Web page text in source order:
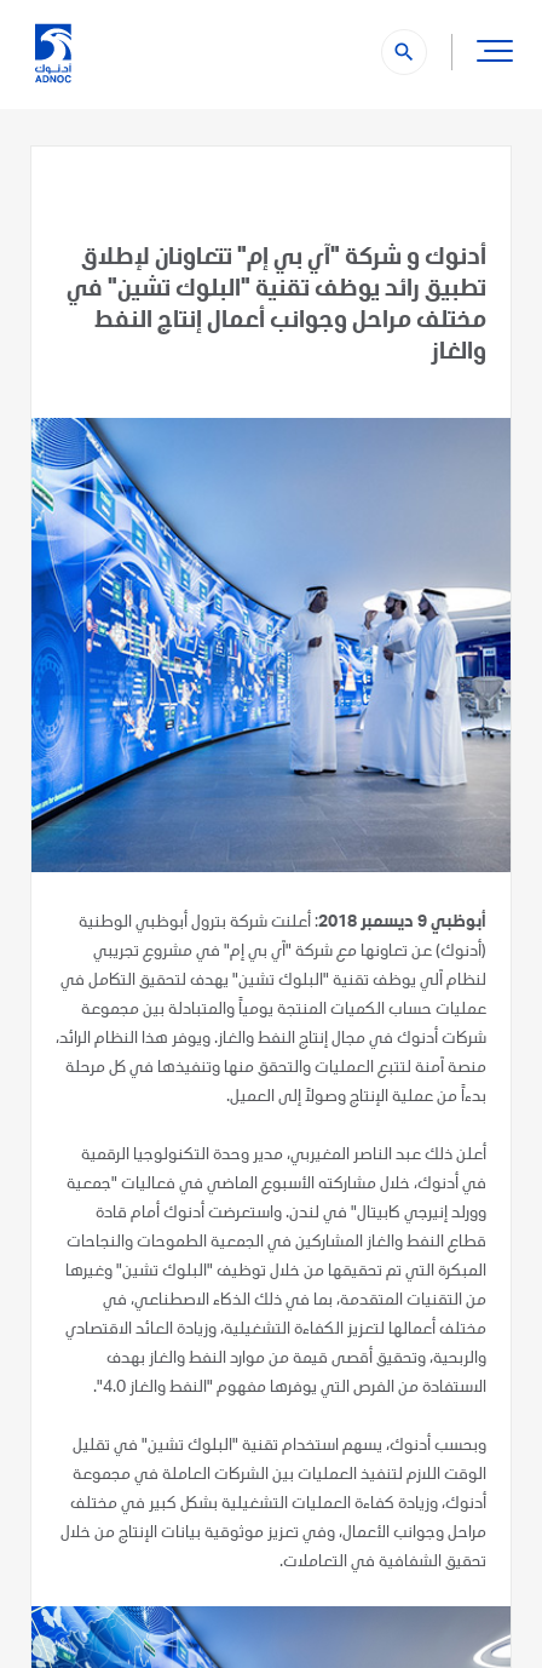
search
أدنوك و شركة "آي بي إم" تتعاونان لإطلاق
تطبيق رائد يوظف تقنية "البلوك تشين" في
مختلف مراحل وجوانب أعمال إنتاج النفط
والغاز
أبوظبي 9 ديسمبر 2018
: أعلنت شركة بترول أبوظبي الوطنية
(أدنوك) عن تعاونها مع شركة "آي بي إم" في مشروع تجريبي
لنظام آلي يوظف تقنية "البلوك تشين" يهدف لتحقيق التكامل في
عمليات حساب الكميات المنتجة يومياً والمتبادلة بين مجموعة
شركات أدنوك في مجال إنتاج النفط والغاز. ويوفر هذا النظام الرائد،
منصة آمنة لتتبع العمليات والتحقق منها وتنفيذها في كل مرحلة
بدءاً من عملية الإنتاج وصولاً إلى العميل.
أعلن ذلك عبد الناصر المغيربي، مدير وحدة التكنولوجيا الرقمية
في أدنوك، خلال مشاركته الأسبوع الماضي في فعاليات "جمعية
وورلد إنيرجي كابيتال" في لندن. واستعرضت أدنوك أمام قادة
قطاع النفط والغاز المشاركين في الجمعية الطموحات والنجاحات
المبكرة التي تم تحقيقها من خلال توظيف "البلوك تشين" وغيرها
من التقنيات المتقدمة، بما في ذلك الذكاء الاصطناعي، في
مختلف أعمالها لتعزيز الكفاءة التشغيلية، وزيادة العائد الاقتصادي
والربحية، وتحقيق أقصى قيمة من موارد النفط والغاز بهدف
الاستفادة من الفرص التي يوفرها مفهوم "النفط والغاز 4.0".
وبحسب أدنوك، يسهم استخدام تقنية "البلوك تشين" في تقليل
الوقت اللازم لتنفيذ العمليات بين الشركات العاملة في مجموعة
أدنوك، وزيادة كفاءة العمليات التشغيلية بشكل كبير في مختلف
مراحل وجوانب الأعمال، وفي تعزيز موثوقية بيانات الإنتاج من خلال
تحقيق الشفافية في التعاملات.